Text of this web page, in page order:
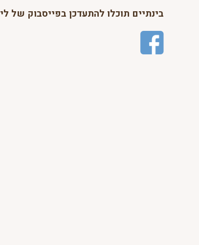
בינתיים תוכלו להתעדכן בפייסבוק של